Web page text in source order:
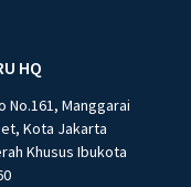
HQ
No.161, Manggarai
Kota Jakarta
Khusus Ibukota